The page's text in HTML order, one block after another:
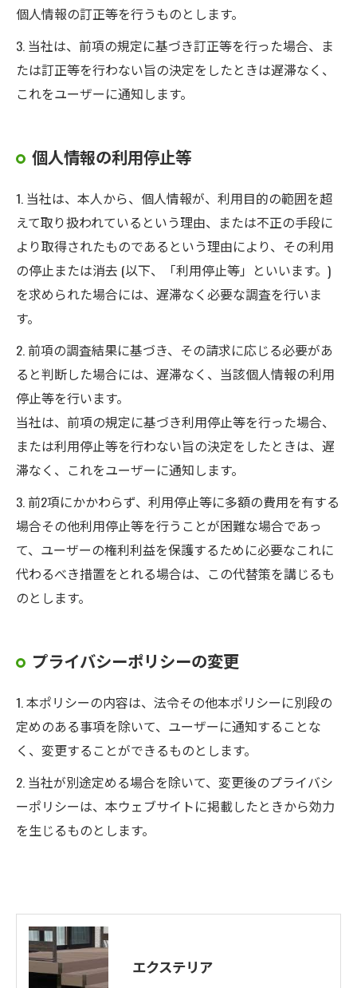
個人情報の訂正等を行うものとします。
3. 当社は、前項の規定に基づき訂正等を行った場合、ま
たは訂正等を行わない旨の決定をしたときは遅滞なく、
これをユーザーに通知します。
個人情報の利用停止等
1. 当社は、本人から、個人情報が、利用目的の範囲を超
えて取り扱われているという理由、または不正の手段に
より取得されたものであるという理由により、その利用
の停止または消去 (以下、「利用停止等」といいます。)
を求められた場合には、遅滞なく必要な調査を行いま
す。
2. 前項の調査結果に基づき、その請求に応じる必要があ
ると判断した場合には、遅滞なく、当該個人情報の利用
停止等を行います。
当社は、前項の規定に基づき利用停止等を行った場合、
または利用停止等を行わない旨の決定をしたときは、遅
滞なく、これをユーザーに通知します。
3. 前2項にかかわらず、利用停止等に多額の費用を有する
場合その他利用停止等を行うことが困難な場合であっ
て、ユーザーの権利利益を保護するために必要なこれに
代わるべき措置をとれる場合は、この代替策を講じるも
のとします。
プライバシーポリシーの変更
1. 本ポリシーの内容は、法令その他本ポリシーに別段の
定めのある事項を除いて、ユーザーに通知することな
く、変更することができるものとします。
2. 当社が別途定める場合を除いて、変更後のプライバシ
ーポリシーは、本ウェブサイトに掲載したときから効力
を生じるものとします。
エクステリア